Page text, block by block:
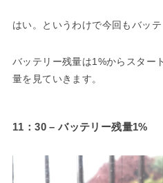
はい。というわけで今回もバッ
バッテリー残量は1%からスター
量を見ていきます。
11：30 – バッテリー残量1%